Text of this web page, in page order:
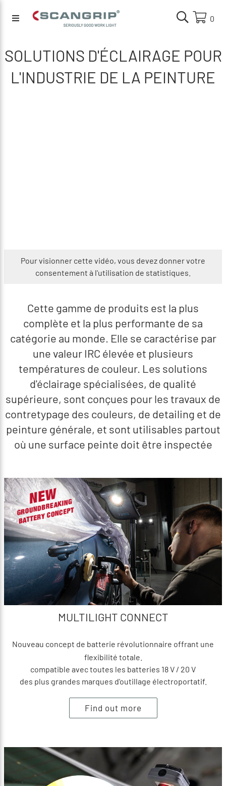
0
SOLUTIONS D'ÉCLAIRAGE POUR
L'INDUSTRIE DE LA PEINTURE
Pour visionner cette vidéo, vous devez donner votre
consentement à l'utilisation de statistiques.
Cette gamme de produits est la plus
complète et la plus performante de sa
catégorie au monde. Elle se caractérise par
une valeur IRC élevée et plusieurs
températures de couleur. Les solutions
d'éclairage spécialisées, de qualité
supérieure, sont conçues pour les travaux de
contretypage des couleurs, de detailing et de
peinture générale, et sont utilisables partout
où une surface peinte doit être inspectée
MULTILIGHT CONNECT
Nouveau concept de batterie révolutionnaire offrant une
flexibilité totale.
compatible avec toutes les batteries 18 V / 20 V
des plus grandes marques d'outillage électroportatif.
Find out more